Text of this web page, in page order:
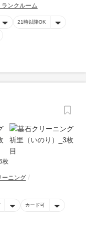
ンクルーム
21時以降OK
枚
ーニング
カード可